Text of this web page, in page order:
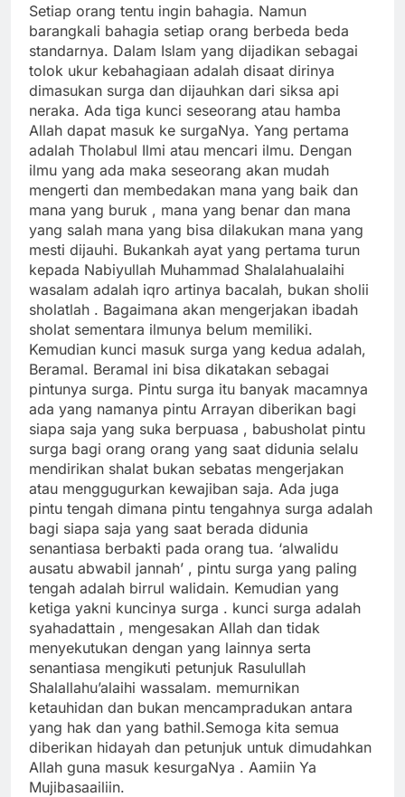
Setiap orang tentu ingin bahagia. Namun
barangkali bahagia setiap orang berbeda beda
standarnya. Dalam Islam yang dijadikan sebagai
tolok ukur kebahagiaan adalah disaat dirinya
dimasukan surga dan dijauhkan dari siksa api
neraka. Ada tiga kunci seseorang atau hamba
Allah dapat masuk ke surgaNya. Yang pertama
adalah Tholabul Ilmi atau mencari ilmu. Dengan
ilmu yang ada maka seseorang akan mudah
mengerti dan membedakan mana yang baik dan
mana yang buruk , mana yang benar dan mana
yang salah mana yang bisa dilakukan mana yang
mesti dijauhi. Bukankah ayat yang pertama turun
kepada Nabiyullah Muhammad Shalalahualaihi
wasalam adalah iqro artinya bacalah, bukan sholii
sholatlah . Bagaimana akan mengerjakan ibadah
sholat sementara ilmunya belum memiliki.
Kemudian kunci masuk surga yang kedua adalah,
Beramal. Beramal ini bisa dikatakan sebagai
pintunya surga. Pintu surga itu banyak macamnya
ada yang namanya pintu Arrayan diberikan bagi
siapa saja yang suka berpuasa , babusholat pintu
surga bagi orang orang yang saat didunia selalu
mendirikan shalat bukan sebatas mengerjakan
atau menggugurkan kewajiban saja. Ada juga
pintu tengah dimana pintu tengahnya surga adalah
bagi siapa saja yang saat berada didunia
senantiasa berbakti pada orang tua. ‘alwalidu
ausatu abwabil jannah’ , pintu surga yang paling
tengah adalah birrul walidain. Kemudian yang
ketiga yakni kuncinya surga . kunci surga adalah
syahadattain , mengesakan Allah dan tidak
menyekutukan dengan yang lainnya serta
senantiasa mengikuti petunjuk Rasulullah
Shalallahu’alaihi wassalam. memurnikan
ketauhidan dan bukan mencampradukan antara
yang hak dan yang bathil.Semoga kita semua
diberikan hidayah dan petunjuk untuk dimudahkan
Allah guna masuk kesurgaNya . Aamiin Ya
Mujibasaailiin.